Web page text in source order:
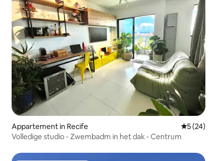
Appartement in Recife
5 (24)
Volledige studio - Zwembadm in het dak - Centrum